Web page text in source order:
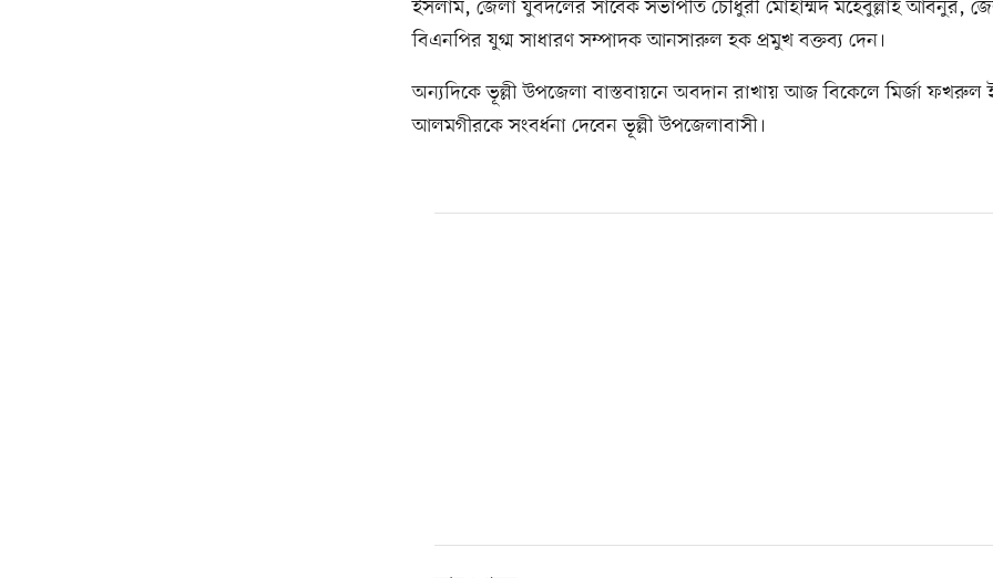
ইসলাম, জেলা যুবদলের সাবেক সভাপতি চৌধুরী মোহাম্মদ মহেবুল্লাহ আবনুর,
বিএনপির যুগ্ম সাধারণ সম্পাদক আনসারুল হক প্রমুখ বক্তব্য দেন।
অন্যদিকে ভূল্লী উপজেলা বাস্তবায়নে অবদান রাখায় আজ বিকেলে মির্জা ফখরুল
আলমগীরকে সংবর্ধনা দেবেন ভূল্লী উপজেলাবাসী।